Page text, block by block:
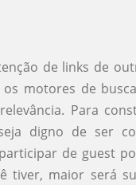
de links de
motores de
Para
digno de ser
de guest
tiver, maior será